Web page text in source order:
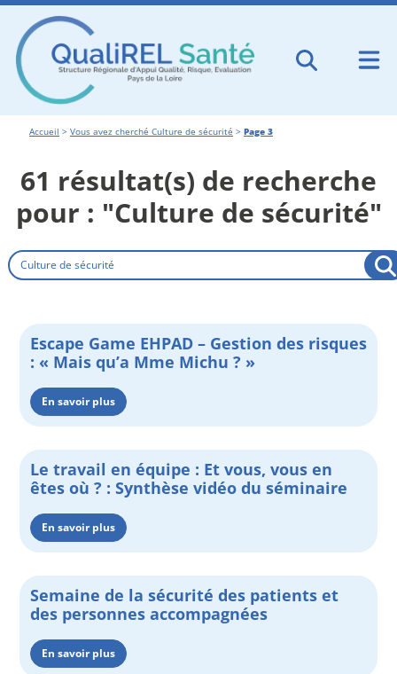
Accueil > Vous avez cherché Culture de sécurité > Page 3
61 résultat(s) de recherche
pour : "Culture de sécurité"
Rechercher
Escape Game EHPAD – Gestion des risques
: « Mais qu’a Mme Michu ? »
En savoir plus
Le travail en équipe : Et vous, vous en
êtes où ? : Synthèse vidéo du séminaire
En savoir plus
Semaine de la sécurité des patients et
des personnes accompagnées
En savoir plus